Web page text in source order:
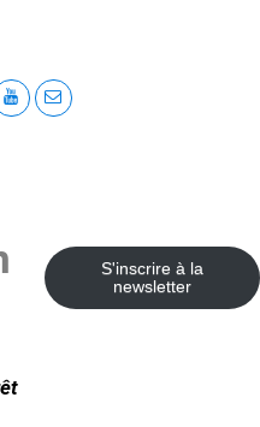
S'inscrire à la
newsletter